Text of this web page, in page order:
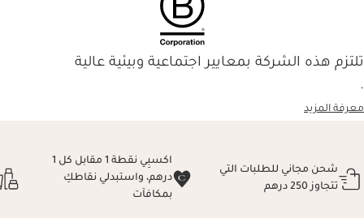
تلتزم هذه الشركة بمعايير اجتماعية وبيئية عالية
.
معرفة المزيد
شحن مجاني للطلبات التي
تتجاوز 250 درهم
اكسبِي نقطة 1 مقابل كل 1
درهم، واستبدلي نقاطكِ
بمكافآت